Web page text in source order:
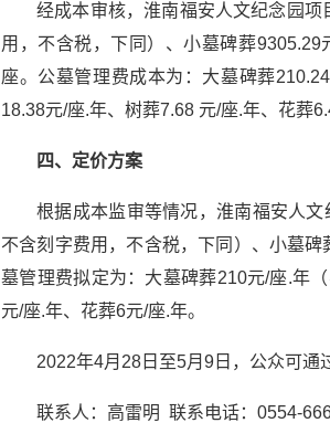
经成本审核，淮南福安人文纪念园
用，不含税，下同）、小墓碑葬
座。公墓管理费成本为：大墓碑葬
18.38元/座.年、树葬7.68 元/座.年、花葬
四、定价方案
根据成本监审等情况，淮南福安人
不含刻字费用，不含税，下同）、小墓
墓管理费拟定为：大墓碑葬210元/座.年
元/座.年、花葬6元/座.年。
2022年4月28日至5月9日，公众可通
联系人：高雷明 联系电话：0554-